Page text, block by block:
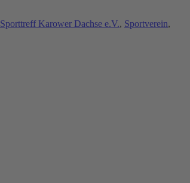
Sporttreff Karower Dachse e.V., Sportverein,